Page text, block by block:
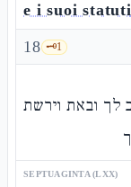
e i suoi statuti
18 🗝️1
לך ובאת וירשת
SEPTUAGINTA (LXX)